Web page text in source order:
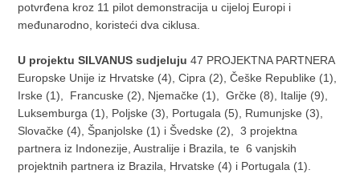
potvrđena kroz 11 pilot demonstracija u cijeloj Europi i
međunarodno, koristeći dva ciklusa.
U projektu SILVANUS sudjeluju 47 PROJEKTNA PARTNERA
Europske Unije iz Hrvatske (4), Cipra (2), Češke Republike (1),
Irske (1), Francuske (2), Njemačke (1), Grčke (8), Italije (9),
Luksemburga (1), Poljske (3), Portugala (5), Rumunjske (3),
Slovačke (4), Španjolske (1) i Švedske (2), 3 projektna
partnera iz Indonezije, Australije i Brazila, te 6 vanjskih
projektnih partnera iz Brazila, Hrvatske (4) i Portugala (1).